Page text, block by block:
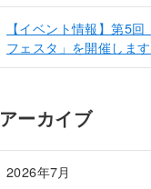
【イベント情報】第5
フェスタ」を開催します
アーカイブ
2026年7月